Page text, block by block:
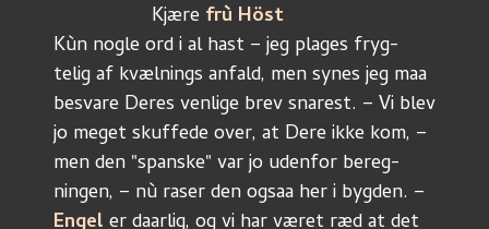
	          Kjære
frù Höst
Kùn nogle ord i al hast – jeg plages fryg-
telig af kvælnings anfald, men synes jeg maa
besvare Deres venlige brev snarest. – Vi blev
jo meget skuffede over, at Dere ikke kom, –
men den "spanske" var jo udenfor bereg-
ningen, – nù raser den ogsaa her i bygden. –